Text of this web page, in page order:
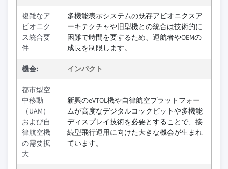
複雑なア
ビオニク
ス統合要
件
多機能表示システムの既存アビオニクスア
ーキテクチャや旧型機との統合は技術的に
困難で時間を要するため、運航者やOEMの
成長を制限します。
機会: インパクト
都市型空
中移動
（UAM）
および自
律航空機
の需要拡
大
新興のeVTOL機や自律航空プラットフォー
ムが高度なデジタルコックピットや多機能
ディスプレイ技術を必要とすることで、接
続型飛行運用に向けた大きな機会が生まれ
ています。